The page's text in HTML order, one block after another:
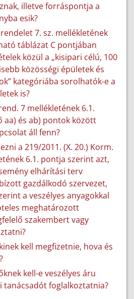
illetve forráspontja a
esik?
7. sz. mellékletének
táblázat C pontjában
közül a „kisipari célú, 100
közösségi épületek és
kategóriába sorolhatók-e a
is?
7 mellékletének 6.1.
aa) és ab) pontok között
áll fenn?
a 219/2011. (X. 20.) Korm.
6.1. pontja szerint azt,
elhárítási terv
gazdálkodó szervezet,
a veszélyes anyagokkal
meghatározott
szakembert vagy
kell megfizetnie, hova és
kell-e veszélyes áru
tanácsadót foglalkoztatnia?